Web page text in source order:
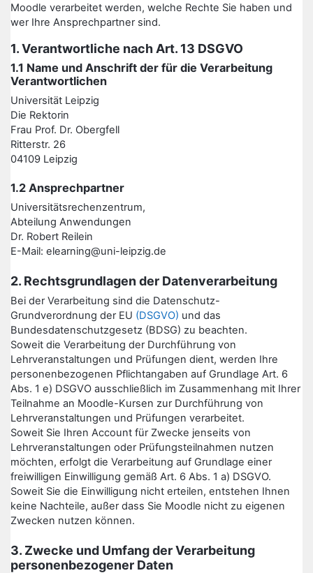
Moodle verarbeitet werden, welche Rechte Sie haben und
wer Ihre Ansprechpartner sind.
1. Verantwortliche nach Art. 13 DSGVO
1.1 Name und Anschrift der für die Verarbeitung
Verantwortlichen
Universität Leipzig
Die Rektorin
Frau Prof. Dr. Obergfell
Ritterstr. 26
04109 Leipzig
1.2 Ansprechpartner
Universitätsrechenzentrum,
Abteilung Anwendungen
Dr. Robert Reilein
E-Mail: elearning@uni-leipzig.de
2. Rechtsgrundlagen der Datenverarbeitung
Bei der Verarbeitung sind die Datenschutz-
Grundverordnung der EU (DSGVO) und das
Bundesdatenschutzgesetz (BDSG) zu beachten.
Soweit die Verarbeitung der Durchführung von
Lehrveranstaltungen und Prüfungen dient, werden Ihre
personenbezogenen Pflichtangaben auf Grundlage Art. 6
Abs. 1 e) DSGVO ausschließlich im Zusammenhang mit Ihrer
Teilnahme an Moodle-Kursen zur Durchführung von
Lehrveranstaltungen und Prüfungen verarbeitet.
Soweit Sie Ihren Account für Zwecke jenseits von
Lehrveranstaltungen oder Prüfungsteilnahmen nutzen
möchten, erfolgt die Verarbeitung auf Grundlage einer
freiwilligen Einwilligung gemäß Art. 6 Abs. 1 a) DSGVO.
Soweit Sie die Einwilligung nicht erteilen, entstehen Ihnen
keine Nachteile, außer dass Sie Moodle nicht zu eigenen
Zwecken nutzen können.
3. Zwecke und Umfang der Verarbeitung
personenbezogener Daten